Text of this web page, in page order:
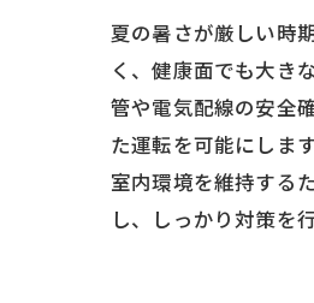
夏の暑さが厳しい時
く、健康面でも大き
管や電気配線の安全
た運転を可能にしま
室内環境を維持する
し、しっかり対策を